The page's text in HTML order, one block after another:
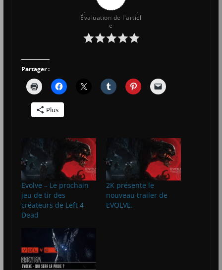
Évaluation de l'articl
e
Partager :
Plus
Evolve – Le prochain
jeu de tir des
créateurs de Left 4
Dead
2K présente le
nouveau trailer de
EVOLVE.